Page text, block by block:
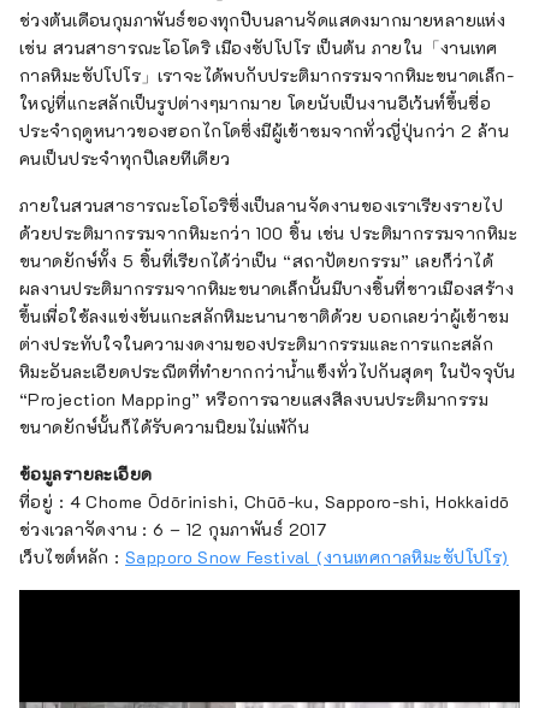
ช่วงต้นเดือนกุมภาพันธ์ของทุกปีบนลานจัดแสดงมากมายหลายแห่ง
เช่น สวนสาธารณะโอโดริ เมืองซัปโปโร เป็นต้น ภายใน「งานเทศ
กาลหิมะซัปโปโร」เราจะได้พบกับประติมากรรมจากหิมะขนาดเล็ก-
ใหญ่ที่แกะสลักเป็นรูปต่างๆมากมาย โดยนับเป็นงานอีเว้นท์ขึ้นชื่อ
ประจำฤดูหนาวของฮอกไกโดซึ่งมีผู้เข้าชมจากทั่วญี่ปุ่นกว่า 2 ล้าน
คนเป็นประจำทุกปีเลยทีเดียว
ภายในสวนสาธารณะโอโอริซึ่งเป็นลานจัดงานของเราเรียงรายไป
ด้วยประติมากรรมจากหิมะกว่า 100 ชิ้น เช่น ประติมากรรมจากหิมะ
ขนาดยักษ์ทั้ง 5 ชิ้นที่เรียกได้ว่าเป็น “สถาปัตยกรรม” เลยก็ว่าได้
ผลงานประติมากรรมจากหิมะขนาดเล็กนั้นมีบางชิ้นที่ชาวเมืองสร้าง
ขึ้นเพื่อใช้ลงแข่งขันแกะสลักหิมะนานาชาติด้วย บอกเลยว่าผู้เข้าชม
ต่างประทับใจในความงดงามของประติมากรรมและการแกะสลัก
หิมะอันละเอียดประณีตที่ทำยากกว่าน้ำแข็งทั่วไปกันสุดๆ ในปัจจุบัน
“Projection Mapping” หรือการฉายแสงสีลงบนประติมากรรม
ขนาดยักษ์นั้นก็ได้รับความนิยมไม่แพ้กัน
ข้อมูลรายละเอียด
ที่อยู่ : 4 Chome Ōdōrinishi, Chūō-ku, Sapporo-shi, Hokkaidō
ช่วงเวลาจัดงาน : 6 – 12 กุมภาพันธ์ 2017
เว็บไซต์หลัก :Sapporo Snow Festival (งานเทศกาลหิมะซัปโปโร)